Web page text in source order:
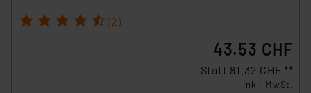
1 2 3 4 5 (2)
43.53 CHF
Statt81.32 CHF **
inkl. MwSt.